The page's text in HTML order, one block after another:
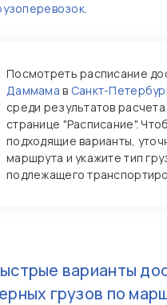
.
Посмотреть расписание
Даммама в Санкт-
среди результатов
странице "Расписание".
подходящие варианты,
маршрута и укажите тип
подлежащего
варианты
грузов по